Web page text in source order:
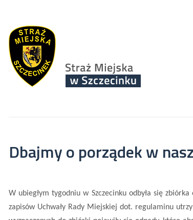
Dbajmy o porządek w
W ubiegłym tygodniu w Szczecinku odbyła się
zapisów Uchwały Rady Miejskiej dot. regulaminu